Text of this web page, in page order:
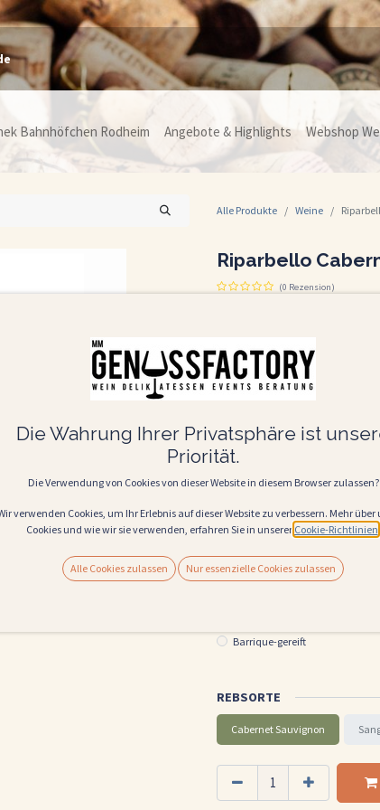
Bahnhöfchen Rodheim Angebote & Highlights Webshop
Alle Produkte Weine
Riparbello
(0 Rezension)
Riparbello Cabernet 2022 – der
charakterstarke, zugängliche
Ein eleganter, tiefroter Cabernet-
Körper, Struktur und Finesse
Gegrilltem oder gebratenem
Parmigiano), herzhaften Pasta-
Gut geeignet für festliche Speisen
21,50€
WEINSTYLE
Barrique-gereift
REBSORTE
Cabernet Sauvignon
Die Wahrung Ihrer Privatsphäre ist
Priorität.
Die Verwendung von Cookies von dieser Website in diesem Browser zulassen?
verwenden Cookies, um Ihr Erlebnis auf dieser Website zu verbessern. Mehr über
Cookies und wie wir sie verwenden, erfahren Sie in unserer Cookie-Richtlinien
Alle Cookies zulassen Nur essenzielle Cookies zulassen